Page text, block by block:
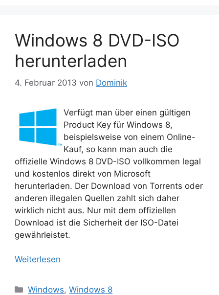
Windows 8 DVD-ISO
herunterladen
4. Februar 2013 von Dominik
Verfügt man über einen gültigen
Product Key für Windows 8,
beispielsweise von einem Online-
Kauf, so kann man auch die
offizielle Windows 8 DVD-ISO vollkommen legal
und kostenlos direkt von Microsoft
herunterladen. Der Download von Torrents oder
anderen illegalen Quellen zahlt sich daher
wirklich nicht aus. Nur mit dem offiziellen
Download ist die Sicherheit der ISO-Datei
gewährleistet.
Weiterlesen
Kategorien
Windows,Windows 8